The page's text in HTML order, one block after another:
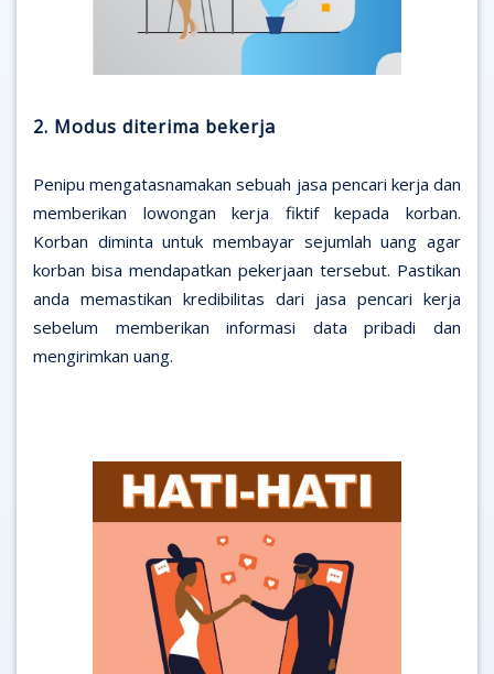
2. Modus diterima bekerja
Penipu mengatasnamakan sebuah jasa pencari kerja dan
memberikan lowongan kerja fiktif kepada korban.
Korban diminta untuk membayar sejumlah uang agar
korban bisa mendapatkan pekerjaan tersebut. Pastikan
anda memastikan kredibilitas dari jasa pencari kerja
sebelum memberikan informasi data pribadi dan
mengirimkan uang.